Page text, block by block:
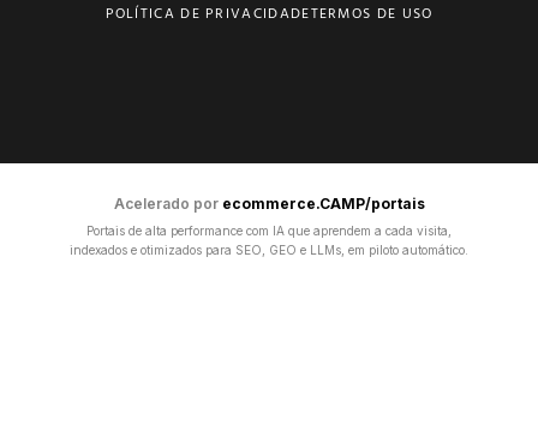
POLÍTICA DE PRIVACIDADETERMOS DE USO
Acelerado por ecommerce.CAMP/portais
Portais de alta performance com IA que aprendem a cada visita,
indexados e otimizados para SEO, GEO e LLMs, em piloto automático.